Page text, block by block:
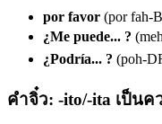
por favor (por fah-
¿Me puede... ?
¿Podría... ? (poh-
คำจิ๋ว: -ito/-ita เป็นค